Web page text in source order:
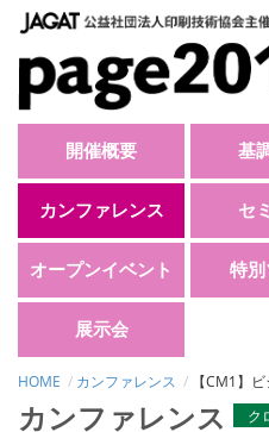
開催概要 基
カンファレンス セ
オープンイベント 特
展示会
HOME カンファレンス 【CM1】
カンファレンス ク